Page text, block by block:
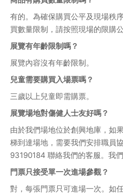
有的。為確保購買公平及現場秩
買數量限制，請按照現場的限購公
展覽有年齡限制嗎？
展覽內容沒有年齡限制。
兒童需要購買入場票嗎？
三歲以上兒童即需購票。
展覽場地對傷健人士友好嗎？
由於我們場地位於創興地庫，如
梯到達場地，需要我們安排職員
93190184 聯絡我們的客服。我
門票只接受單一次進場參觀？
對，每張門票只可進場一次。如